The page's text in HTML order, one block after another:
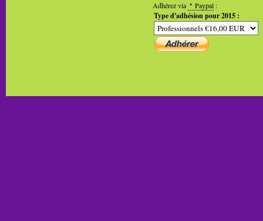
Adhérez via
Paypal :
Type d'adhésion pour 2015 :